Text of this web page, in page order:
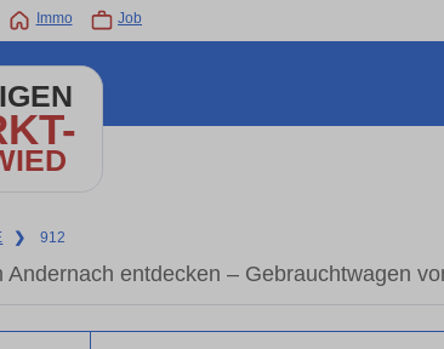
Immo Job
❯ 912
Andernach entdecken – Gebrauchtwagen